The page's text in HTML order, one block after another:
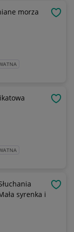
morza
syrenka i